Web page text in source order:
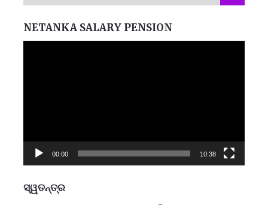
NETANKA SALARY PENSION
00:00 10:38
ସ୍ୱତନ୍ତ୍ର